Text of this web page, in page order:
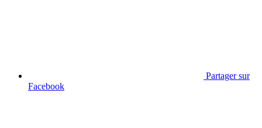
Partager sur
Facebook